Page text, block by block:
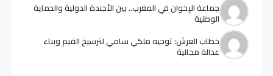
جماعة الإخوان في المغرب.. بين الأجندة الدولية والحماية
الوطنية
خطاب العرش: توجيه ملكي سامي لترسيخ القيم وبناء
عدالة مجالية